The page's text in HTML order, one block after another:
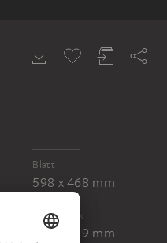
Blatt
598 x 468 mm
Druckstock
359 x 289 mm